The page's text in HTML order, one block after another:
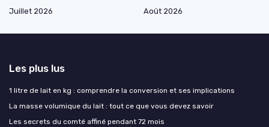
Juillet 2026
Août 2026
Les plus lus
1 litre de lait en kg : comprendre la conversion et ses implications
La masse volumique du lait : tout ce que vous devez savoir
Les secrets du comté affiné pendant 72 mois